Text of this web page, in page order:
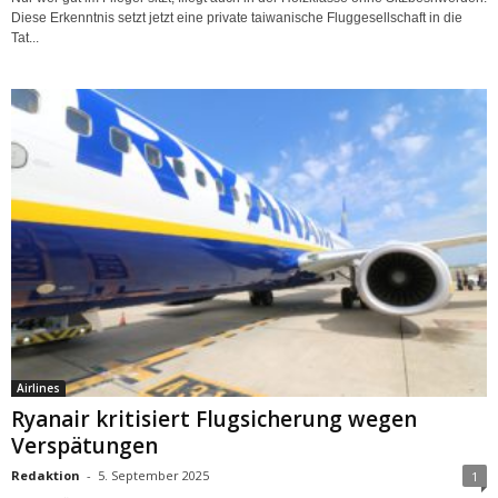
Diese Erkenntnis setzt jetzt eine private taiwanische Fluggesellschaft in die
Tat...
Airlines
Ryanair kritisiert Flugsicherung wegen
Verspätungen
Redaktion - 5. September 2025 1